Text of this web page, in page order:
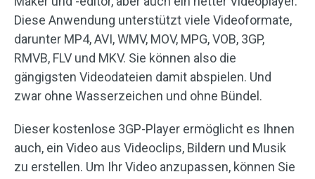
Diese Anwendung unterstützt viele Videoformate,
darunter MP4, AVI, WMV, MOV, MPG, VOB, 3GP,
RMVB, FLV und MKV. Sie können also die
gängigsten Videodateien damit abspielen. Und
zwar ohne Wasserzeichen und ohne Bündel.
Dieser kostenlose 3GP-Player ermöglicht es Ihnen
auch, ein Video aus Videoclips, Bildern und Musik
zu erstellen. Um Ihr Video anzupassen, können Sie